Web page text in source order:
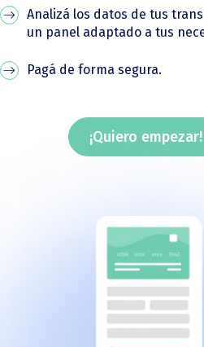
Analizá los datos de tus
un panel adaptado a tus
Pagá de forma segura.
¡Quiero empezar!